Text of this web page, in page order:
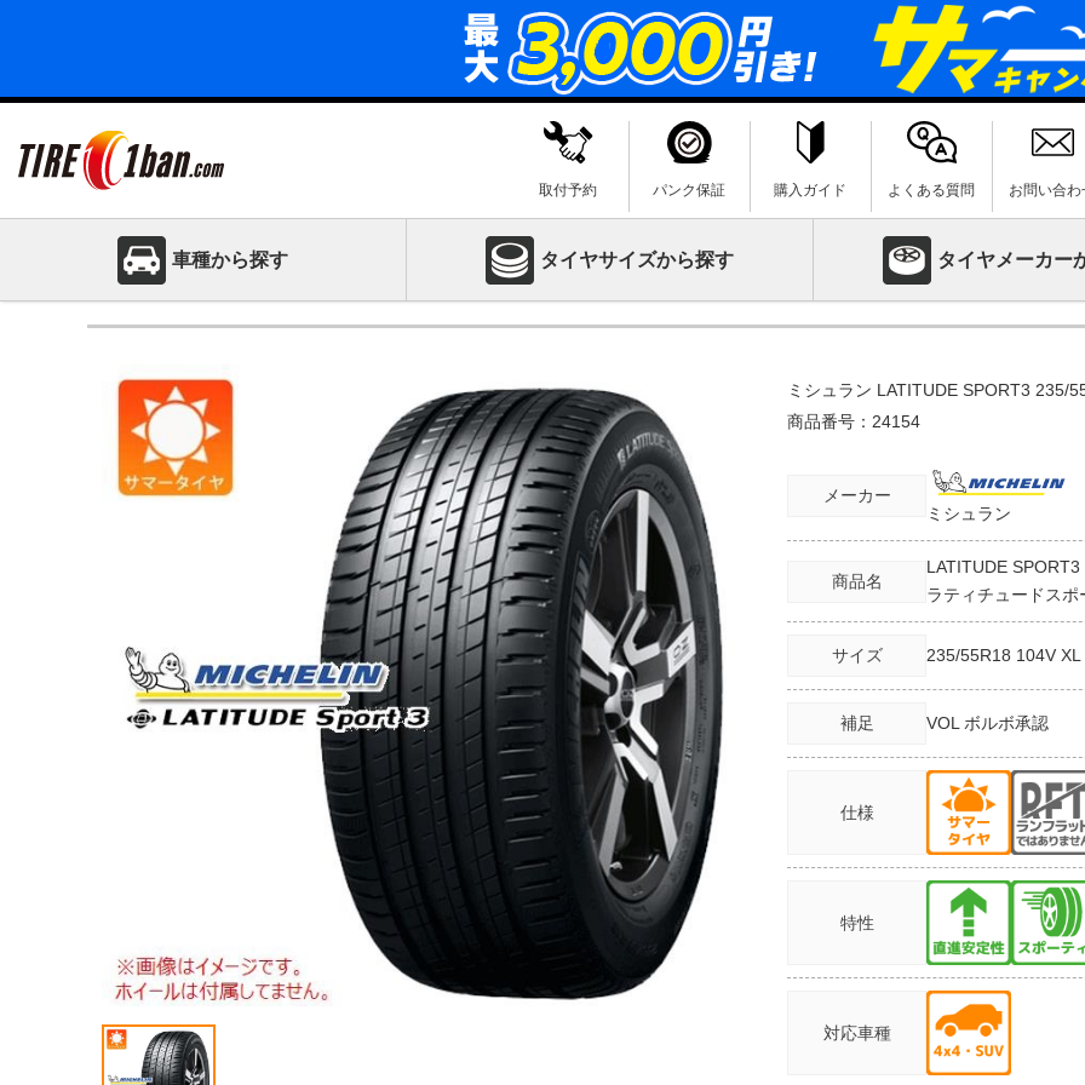
取付予約 パンク保証 購入ガイド よくある質問 お問い合わ
車種から探す タイヤサイズから探す タイヤメーカー
ミシュラン LATITUDE SPORT3 235/
商品番号： 24154
メーカー
ミシュラン
商品名
LATITUDE SPORT3
ラティチュードスポ
サイズ 235/55R18 104V XL
補足 VOL ボルボ承認
仕様
特性
対応車種